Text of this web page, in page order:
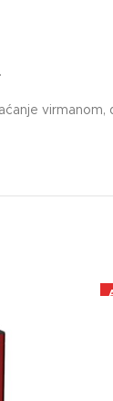
virmanom,